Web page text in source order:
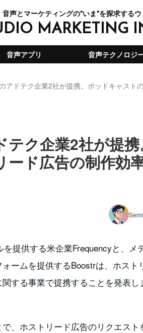
音声とマーケティングの"いま"を探求する
MARKETING
音声アプリ 音声テクノロジ
アドテク企業2社が提携。ポッドキャスト
ク企業2社が提携
ド広告の制作効
提供する米企業Frequencyと、メ
ームを提供するBoostrは、ホスト
する事業で提携することを発表し
、ホストリード広告のリクエスト